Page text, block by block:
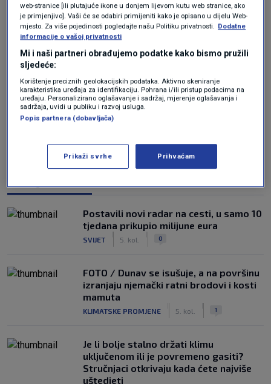
Oglas
NAJČITANIJE
Postavili novi radar na cesti, u samo 10
tjedana prikupio milijune eura
SVIJET 5. kol. 0
FOTO / Dunav se isušuje, a na površinu
izranjaju njemački ratni brodovi i kosti
mamuta
KLIMATSKE PROMJENE 5. kol. 1
Je li bolje stalno držati klimu
uključenom ili je povremeno gasiti?
Stručnjaci otkrivaju kada ćete najviše
uštedjeti
web-stranice [ili plutajuće ikone u donjem lijevom kutu web stranice, ako
je primjenjivo]. Vaši će se odabiri primijeniti kako je opisano u dijelu Web-
mjesto. Za više pojedinosti pogledajte našu Politiku privatnosti.
Dodatne
informacije o vašoj privatnosti
Mi i naši partneri obrađujemo podatke kako bismo pružili
sljedeće:
Korištenje preciznih geolokacijskih podataka. Aktivno skeniranje
karakteristika uređaja za identifikaciju. Pohrana i/ili pristup podacima na
uređaju. Personalizirano oglašavanje i sadržaj, mjerenje oglašavanja i
sadržaja, uvidi u publiku i razvoj usluga.
Popis partnera (dobavljača)
Prikaži svrhe Prihvaćam